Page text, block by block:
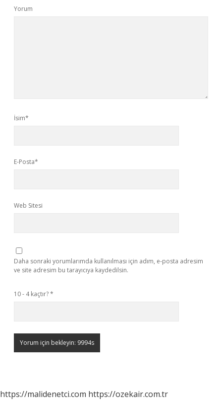
Yorum
İsim*
E-Posta*
Web Sitesi
Daha sonraki yorumlarımda kullanılması için adım, e-posta adresim
ve site adresim bu tarayıcıya kaydedilsin.
10 - 4 kaçtır?*
https://malidenetci.com https://ozekair.com.tr